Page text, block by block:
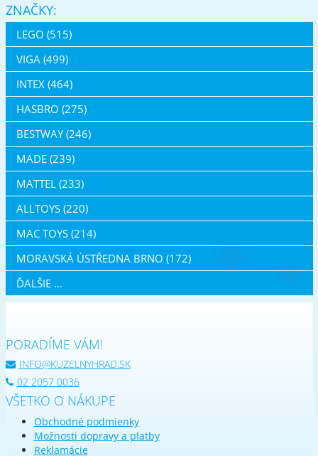
ZNAČKY:
LEGO (515)
VIGA (499)
INTEX (464)
HASBRO (275)
BESTWAY (246)
MADE (239)
MATTEL (233)
ALLTOYS (220)
MAC TOYS (214)
MORAVSKÁ ÚSTŘEDNA BRNO (172)
ĎALŠIE ...
PORADÍME VÁM!
INFO@KUZELNYHRAD.SK
02 2057 0036
VŠETKO O NÁKUPE
Obchodné podmienky
Možnosti dopravy a platby
Reklamácie